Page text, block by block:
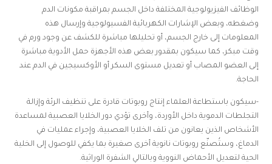
الوظائف الفيزيولوجية المختلفة داخل الجسم بمراقبة مكونات الدم
وضغطه، وبعض الإشارات الكهربائية الفسيولوجية وإرسال هذه
المعلومات إلى خارج الجسم، أو تحليلها مباشرة للكشف عن وجود ورم في
وقت مبكر، كما سيكون بمقدور بعض هذه الأجهزة حمل الأدوية مباشرة
إلى العضو المصاب أو تعديل مستوى السكر أو الأوكسيجين في الدم عند
الحاجة.
-سيكون باستطاعة العلماء إنتاج روبوتات قادرة على تنظيف الرئة وإزالة
التجلطات الدموية داخل الأوردة، وأخرى تؤدي دور الخلايا العصبية لمساعدة
الأشخاص الذين يعانون من تلف الخلايا العصبية، وإجراء عمليات في
الدماغ، وستُصنّع روبوتات نانوية أخرى صغيرة بما يكفي للوصول إلى الخلية
الحية لتعديل الأحماض النووية وبالتالي الشفرة الوراثية.